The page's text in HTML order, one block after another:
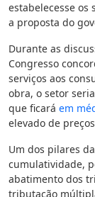
estabelecesse
a proposta do
Durante as
Congresso
serviços aos
obra, o setor
que ficará em
elevado de
Um dos pilares
cumulatividade,
abatimento dos
tributação